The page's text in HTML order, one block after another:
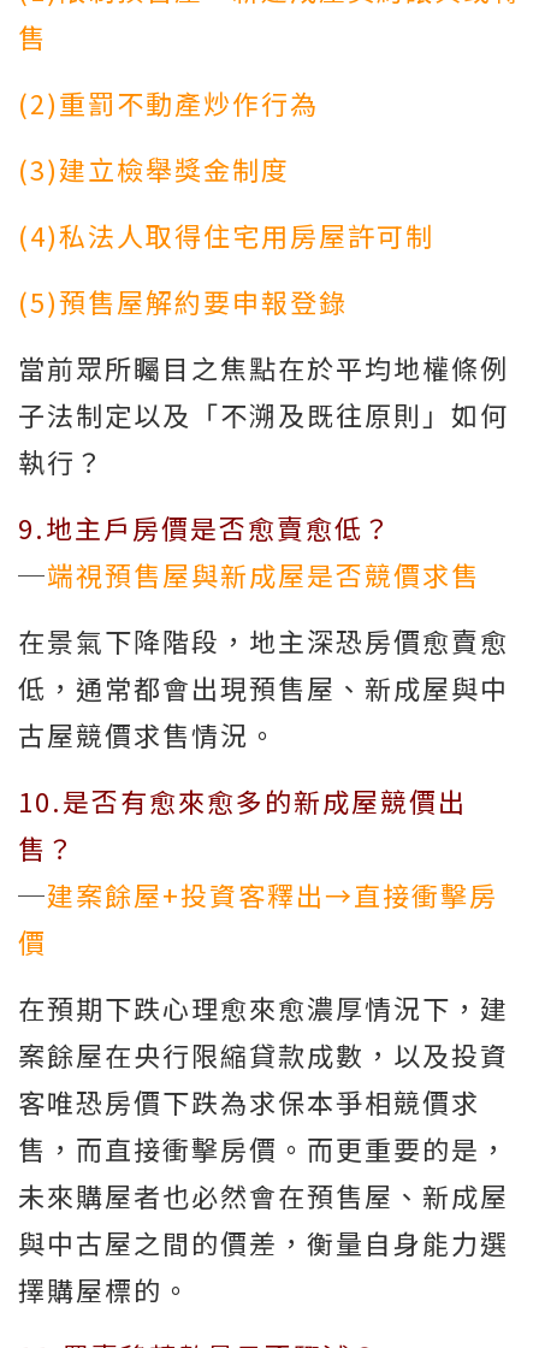
售
(2)重罰不動產炒作行為
(3)建立檢舉獎金制度
(4)私法人取得住宅用房屋許可制
(5)預售屋解約要申報登錄
當前眾所矚目之焦點在於平均地權條例
子法制定以及「不溯及既往原則」如何
執行？
9.地主戶房價是否愈賣愈低？
─端視預售屋與新成屋是否競價求售
在景氣下降階段，地主深恐房價愈賣愈
低，通常都會出現預售屋、新成屋與中
古屋競價求售情況。
10.是否有愈來愈多的新成屋競價出
售？
─建案餘屋+投資客釋出→直接衝擊房
價
在預期下跌心理愈來愈濃厚情況下，建
案餘屋在央行限縮貸款成數，以及投資
客唯恐房價下跌為求保本爭相競價求
售，而直接衝擊房價。而更重要的是，
未來購屋者也必然會在預售屋、新成屋
與中古屋之間的價差，衡量自身能力選
擇購屋標的。